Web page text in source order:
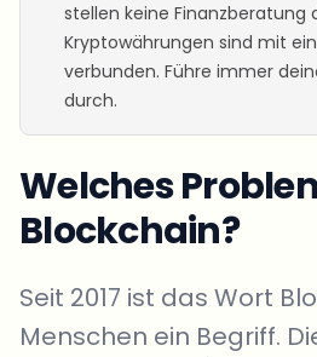
stellen keine Finanzberatung
Kryptowährungen sind mit
verbunden. Führe immer
durch.
Welches
Blockchain?
Seit 2017 ist das Wort
Menschen ein Begriff.